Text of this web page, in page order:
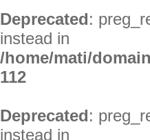
Deprecated:
instead in
/home/mati/
112
Deprecated:
instead in